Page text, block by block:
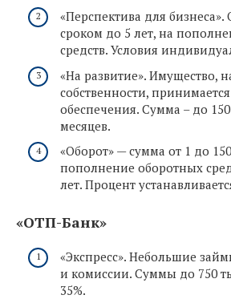
«Перспектива для
сроком до 5 лет, на
средств. Условия
«На развитие». Имущество,
собственности, принимается
обеспечения. Сумма – до
месяцев.
«Оборот» — сумма от 1 до
пополнение оборотных
лет. Процент
«ОТП-Банк»
«Экспресс». Небольшие
и комиссии. Суммы до 750
35%.